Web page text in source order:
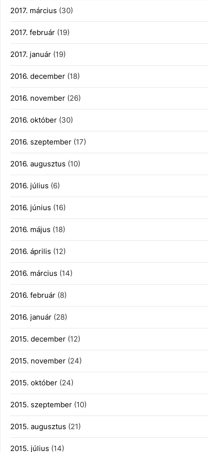
2017. március (30)
2017. február (19)
2017. január (19)
2016. december (18)
2016. november (26)
2016. október (30)
2016. szeptember (17)
2016. augusztus (10)
2016. július (6)
2016. június (16)
2016. május (18)
2016. április (12)
2016. március (14)
2016. február (8)
2016. január (28)
2015. december (12)
2015. november (24)
2015. október (24)
2015. szeptember (10)
2015. augusztus (21)
2015. július (14)